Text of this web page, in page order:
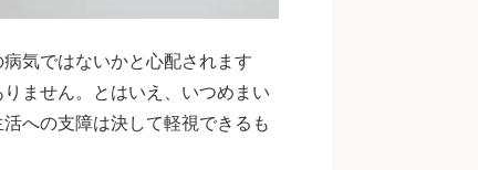
気ではないかと心配されます
ません。とはいえ、いつめまい
への支障は決して軽視できるも